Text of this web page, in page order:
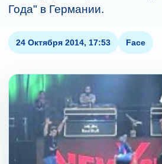
Года" в Германии.
24 Октября 2014, 17:53 Face